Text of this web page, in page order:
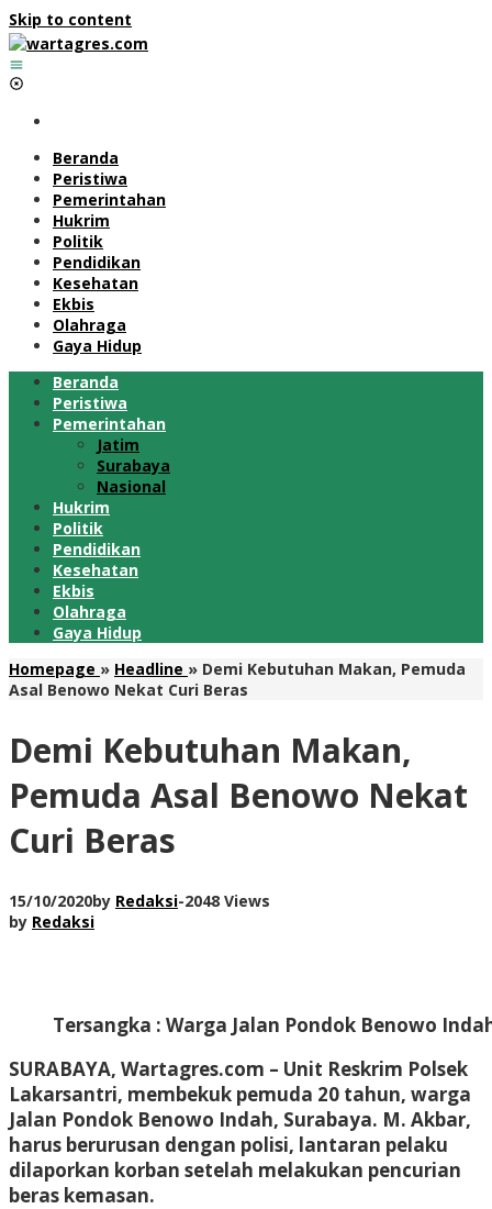
Skip to content
Beranda
Peristiwa
Pemerintahan
Hukrim
Politik
Pendidikan
Kesehatan
Ekbis
Olahraga
Gaya Hidup
Beranda
Peristiwa
Pemerintahan
Jatim
Surabaya
Nasional
Hukrim
Politik
Pendidikan
Kesehatan
Ekbis
Olahraga
Gaya Hidup
Homepage » Headline » Demi Kebutuhan Makan, Pemuda
Asal Benowo Nekat Curi Beras
Demi Kebutuhan Makan,
Pemuda Asal Benowo Nekat
Curi Beras
15/10/2020by Redaksi-2048 Views
by Redaksi
Tersangka : Warga Jalan Pondok Benowo
SURABAYA, Wartagres.com – Unit Reskrim Polsek
Lakarsantri, membekuk pemuda 20 tahun, warga
Jalan Pondok Benowo Indah, Surabaya. M. Akbar,
harus berurusan dengan polisi, lantaran pelaku
dilaporkan korban setelah melakukan pencurian
beras kemasan.